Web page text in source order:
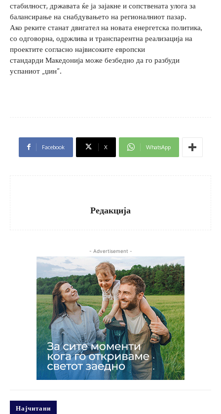
стабилност, државата ќе ја зајакне и сопствената улога за
балансирање на снабдувањето на регионалниот пазар.
Ако реките станат двигател на новата енергетска политика,
со одговорна, одржлива и транспарентна реализација на
проектите согласно највисоките европски
стандарди Македонија може безбедно да го разбуди
успаниот „џин“.
Facebook X WhatsApp
Редакција
- Advertisement -
Најчитани